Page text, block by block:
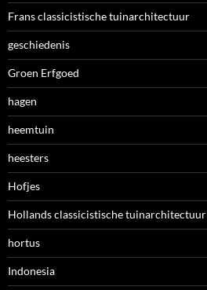
Frans classicistische tuinarchitectuur
geschiedenis
Groen Erfgoed
hagen
heemtuin
heesters
Hofjes
Hollands classicistische tuinarchitectuur
hortus
Indonesia